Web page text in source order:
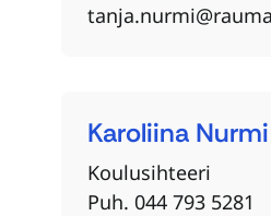
Nurmi
Karoliina
Koulusihteeri
Puh. 044 793 5281